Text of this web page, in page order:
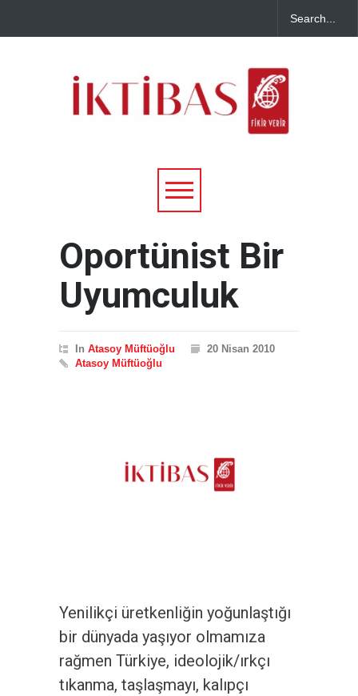
Oportünist Bir
Uyumculuk
In Atasoy Müftüoğlu
20 Nisan 2010
Atasoy Müftüoğlu
Yeni­likçi üretkenliğin yoğunlaştığı
bir dünyada yaşıyor olmamıza
rağmen Türkiye, ideolojik/ırkçı
tıkanma, taşlaşmayı, kalıp­çı